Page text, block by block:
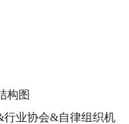
构图
行业协会&自律组织机